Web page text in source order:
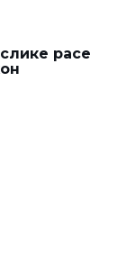
расе